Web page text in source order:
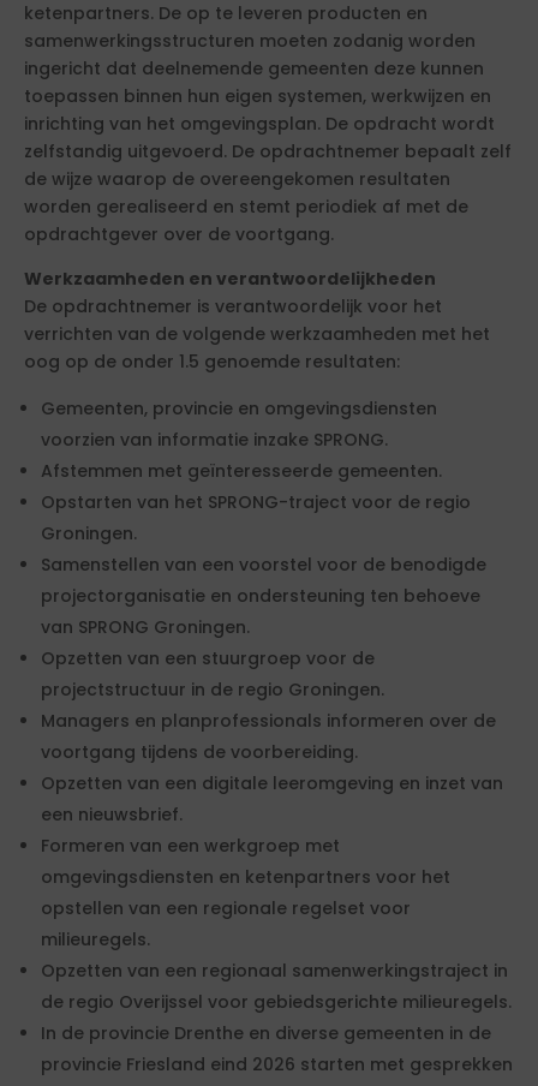
ketenpartners. De op te leveren producten en
samenwerkingsstructuren moeten zodanig worden
ingericht dat deelnemende gemeenten deze kunnen
toepassen binnen hun eigen systemen, werkwijzen en
inrichting van het omgevingsplan. De opdracht wordt
zelfstandig uitgevoerd. De opdrachtnemer bepaalt zelf
de wijze waarop de overeengekomen resultaten
worden gerealiseerd en stemt periodiek af met de
opdrachtgever over de voortgang.
Werkzaamheden en verantwoordelijkheden
De opdrachtnemer is verantwoordelijk voor het
verrichten van de volgende werkzaamheden met het
oog op de onder 1.5 genoemde resultaten:
Gemeenten, provincie en omgevingsdiensten
voorzien van informatie inzake SPRONG.
Afstemmen met geïnteresseerde gemeenten.
Opstarten van het SPRONG-traject voor de regio
Groningen.
Samenstellen van een voorstel voor de benodigde
projectorganisatie en ondersteuning ten behoeve
van SPRONG Groningen.
Opzetten van een stuurgroep voor de
projectstructuur in de regio Groningen.
Managers en planprofessionals informeren over de
voortgang tijdens de voorbereiding.
Opzetten van een digitale leeromgeving en inzet van
een nieuwsbrief.
Formeren van een werkgroep met
omgevingsdiensten en ketenpartners voor het
opstellen van een regionale regelset voor
milieuregels.
Opzetten van een regionaal samenwerkingstraject in
de regio Overijssel voor gebiedsgerichte milieuregels.
In de provincie Drenthe en diverse gemeenten in de
provincie Friesland eind 2026 starten met gesprekken